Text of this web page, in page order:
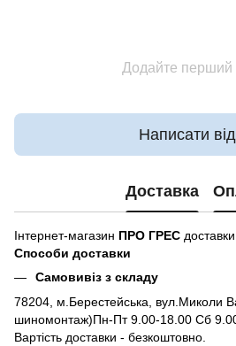
Додайте перший
Написати
Доставка
Інтернет-магазин ПРО ГРЕС доставки
Способи доставки
Самовивіз з складу
78204, м.Берестейська, вул.Миколи
шиномонтаж)Пн-Пт 9.00-18.00 Сб
Вартість доставки - безкоштовно.